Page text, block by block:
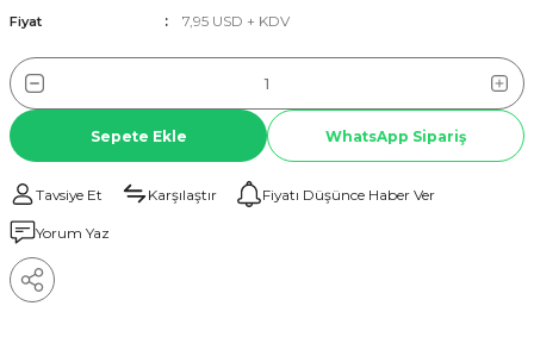
Fiyat 7,95 USD + KDV
Sepete Ekle WhatsApp Sipariş
Tavsiye Et Karşılaştır Fiyatı Düşünce Haber Ver
Yorum Yaz